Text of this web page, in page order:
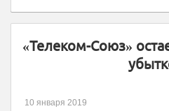
«Телеком-Союз»
10 января 2019